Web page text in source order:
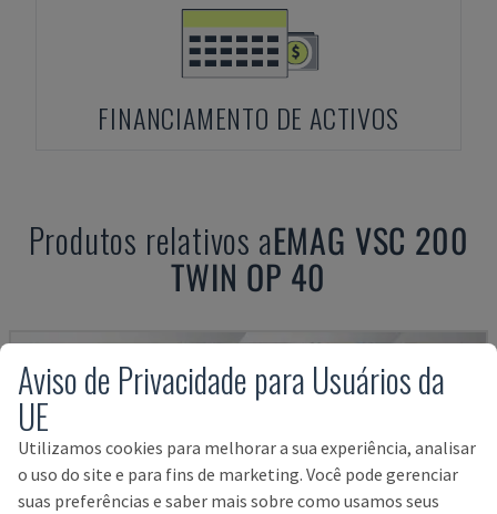
FINANCIAMENTO DE ACTIVOS
Produtos relativos aEMAG VSC 200
TWIN OP 40
Aviso de Privacidade para Usuários da
UE
Utilizamos cookies para melhorar a sua experiência, analisar
o uso do site e para fins de marketing. Você pode gerenciar
suas preferências e saber mais sobre como usamos seus